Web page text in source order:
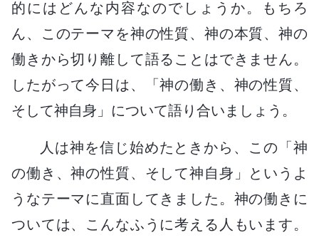
的にはどんな内容なのでしょうか。もちろ
ん、このテーマを神の性質、神の本質、神の
働きから切り離して語ることはできません。
したがって今日は、「神の働き、神の性質、
そして神自身」について語り合いましょう。
人は神を信じ始めたときから、この「神
の働き、神の性質、そして神自身」というよ
うなテーマに直面してきました。神の働きに
ついては、こんなふうに考える人もいます。